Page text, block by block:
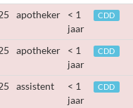
apotheker
< 1
jaar
CDD
apotheker
< 1
jaar
CDD
assistent
< 1
jaar
CDD